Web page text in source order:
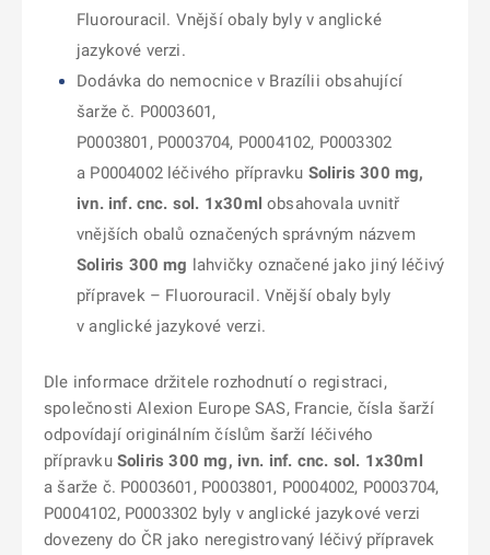
Fluorouracil. Vnější obaly byly v anglické
jazykové verzi.
Dodávka do nemocnice v Brazílii obsahující
šarže č. P0003601,
P0003801, P0003704, P0004102, P0003302
a P0004002 léčivého přípravku Soliris 300 mg,
ivn. inf. cnc. sol. 1x30ml obsahovala uvnitř
vnějších obalů označených správným názvem
Soliris 300 mg lahvičky označené jako jiný léčivý
přípravek – Fluorouracil. Vnější obaly byly
v anglické jazykové verzi.
Dle informace držitele rozhodnutí o registraci,
společnosti Alexion Europe SAS, Francie, čísla šarží
odpovídají originálním číslům šarží léčivého
přípravku Soliris 300 mg, ivn. inf. cnc. sol. 1x30ml
a šarže č. P0003601, P0003801, P0004002, P0003704,
P0004102, P0003302 byly v anglické jazykové verzi
dovezeny do ČR jako neregistrovaný léčivý přípravek